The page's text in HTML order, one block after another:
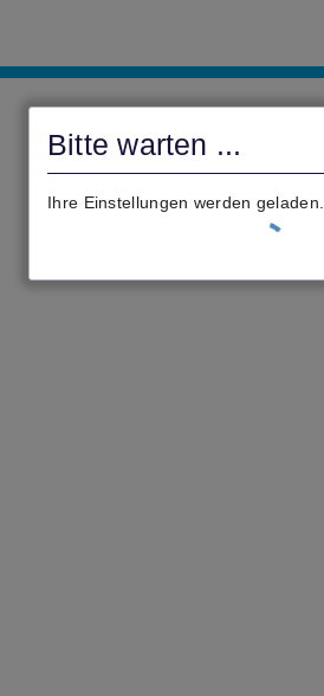
Bitte warten ...
Ihre Einstellungen werden geladen.
Anträge